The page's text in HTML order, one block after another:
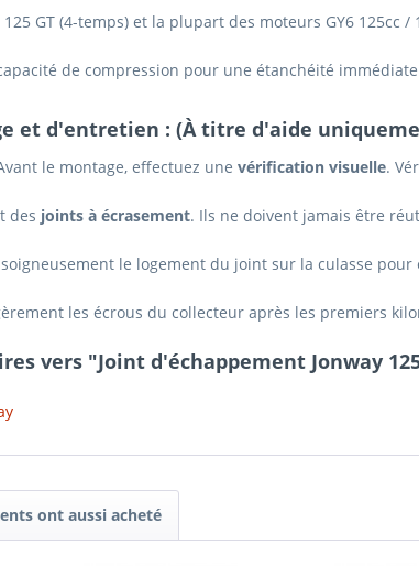
125 GT (4-temps) et la plupart des moteurs GY6 125cc /
de compression pour une étanchéité
et d'entretien : (À titre d'aide
le montage, effectuez une vérification visuelle.
des joints à écrasement. Ils ne doivent jamais être
le logement du joint sur la culasse
les écrous du collecteur après les premiers
vers "Joint d'échappement Jonway
ont aussi acheté